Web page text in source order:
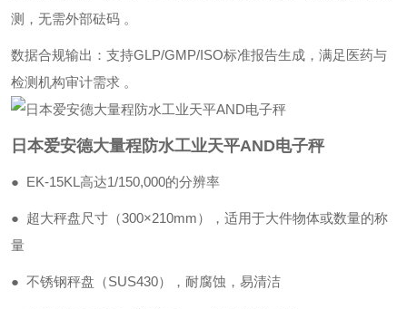
测，无需外部砝码 。
‌数据合规输出‌：支持GLP/GMP/ISO标准报告生成，满足医药与
检测机构审计需求 。
日本爱安德大量程防水工业天平AND电子秤
● EK-15KL高达1/150,000的分辨率
● 超大秤盘尺寸（300×210mm），适用于大件物体或数量的称
量
● 不锈钢秤盘（SUS430），耐腐蚀，易清洁